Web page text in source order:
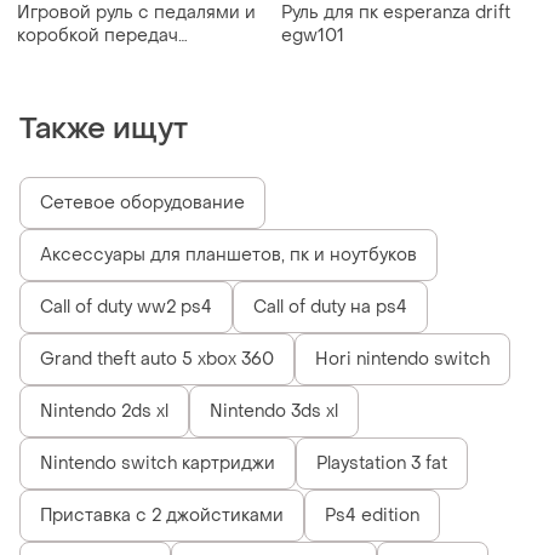
Игровой руль с педалями и
коробкой передач
Руль для пк esperanza drift
egw101
Также ищут
Сетевое оборудование
Аксессуары для планшетов, пк и ноутбуков
Call of duty ww2 ps4 Call of duty на ps4
Grand theft auto 5 xbox 360 Hori nintendo switch
Nintendo 2ds xl Nintendo 3ds xl
Nintendo switch картриджи Playstation 3 fat
Приставка с 2 джойстиками Ps4 edition